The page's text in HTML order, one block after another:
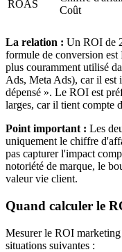
ROAS
Coût
La relation : Un ROI de
formule de conversion
plus couramment utilisé
Ads, Meta Ads), car il est
dépensé ». Le ROI est
larges, car il tient compte
Point important : Les
uniquement le chiffre
pas capturer l'impact
notoriété de marque, le
valeur vie client.
Quand calculer le
Mesurer le ROI
situations suivantes :